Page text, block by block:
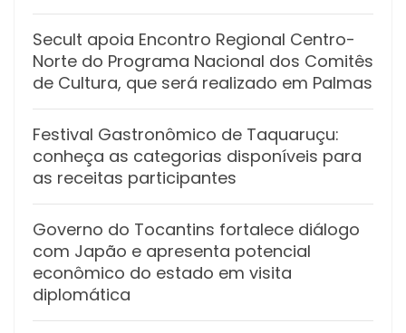
Secult apoia Encontro Regional Centro-
Norte do Programa Nacional dos Comitês
de Cultura, que será realizado em Palmas
Festival Gastronômico de Taquaruçu:
conheça as categorias disponíveis para
as receitas participantes
Governo do Tocantins fortalece diálogo
com Japão e apresenta potencial
econômico do estado em visita
diplomática